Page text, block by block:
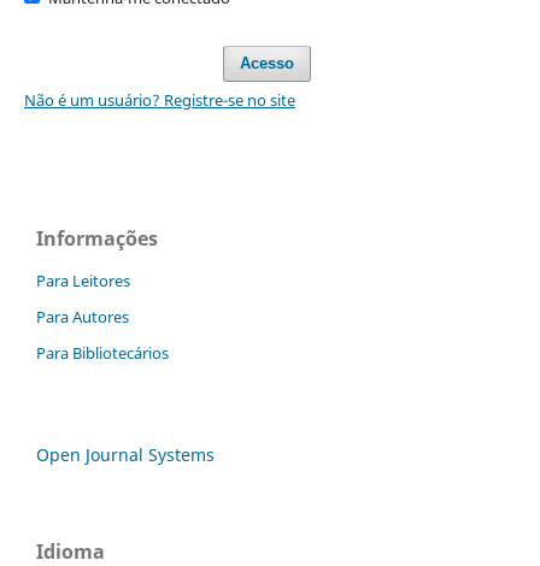
Acesso
Não é um usuário? Registre-se no site
Informações
Para Leitores
Para Autores
Para Bibliotecários
Open Journal Systems
Idioma